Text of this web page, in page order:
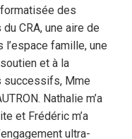
des
CRA, une aire de
l’espace famille, une
et à la
successifs, Mme
Nathalie m’a
et Frédéric m’a
ultra-